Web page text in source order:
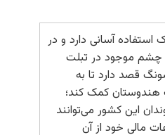
استفاده آسانی دارد و در
چشم موجود در تبلت
قصد دارد تا به
هندوستان کمک کند؛
این کشور می‌توانند
مالی خود از آن